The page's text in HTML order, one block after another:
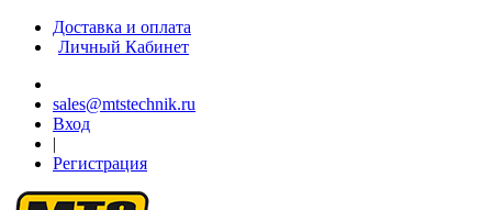
Доставка и оплата
Личный Кабинет
sales@mtstechnik.ru
Вход
|
Регистрация